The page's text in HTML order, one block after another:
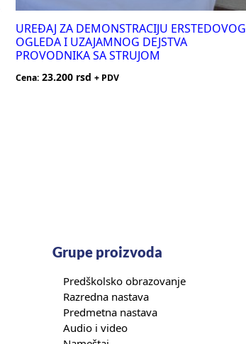
UREĐAJ ZA DEMONSTRACIJU ERSTEDOVOG
OGLEDA I UZAJAMNOG DEJSTVA
PROVODNIKA SA STRUJOM
Cena: 23.200 rsd + PDV
Grupe proizvoda
Predškolsko obrazovanje
Razredna nastava
Predmetna nastava
Audio i video